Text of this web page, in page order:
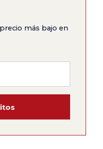
más bajo en